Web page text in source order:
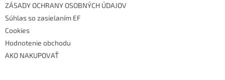
ZÁSADY OCHRANY OSOBNÝCH ÚDAJOV
Súhlas so zasielaním EF
Cookies
Hodnotenie obchodu
AKO NAKUPOVAŤ